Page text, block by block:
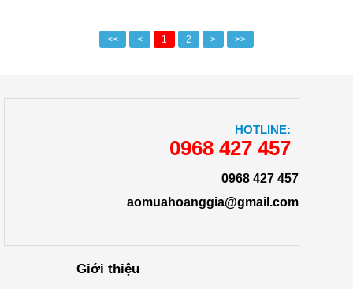
<< < 1 2 > >>
HOTLINE:
0968 427 457
0968 427 457
aomuahoanggia@gmail.com
Giới thiệu